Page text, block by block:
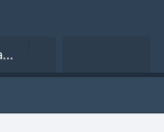
Регистрация